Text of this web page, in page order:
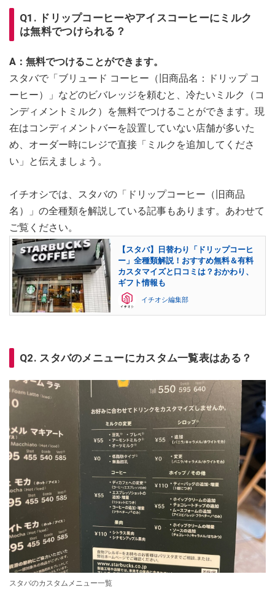
Q1. ドリップコーヒーやアイスコーヒーにミルク
は無料でつけられる？
A：無料でつけることができます。
スタバで「ブリュード コーヒー（旧商品名：ドリップ コ
ーヒー）」などのビバレッジを頼むと、冷たいミルク（コ
ンディメントミルク）を無料でつけることができます。現
在はコンディメントバーを設置していない店舗が多いた
め、オーダー時にレジで直接「ミルクを追加してくださ
い」と伝えましょう。
イチオシでは、スタバの「ドリップコーヒー（旧商品
名）」の全種類を解説している記事もあります。あわせて
ご覧ください。
【スタバ】日替わり「ドリップコーヒ
ー」全種類解説！おすすめ無料＆有料
カスタマイズと口コミは？おかわり、
ギフト情報も
イチオシ編集部
Q2. スタバのメニューにカスタム一覧表はある？
スタバのカスタムメニュー一覧